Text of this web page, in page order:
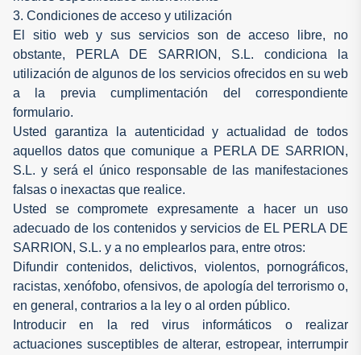
3. Condiciones de acceso y utilización
El sitio web y sus servicios son de acceso libre, no
obstante, PERLA DE SARRION, S.L. condiciona la
utilización de algunos de los servicios ofrecidos en su web
a la previa cumplimentación del correspondiente
formulario.
Usted garantiza la autenticidad y actualidad de todos
aquellos datos que comunique a PERLA DE SARRION,
S.L. y será el único responsable de las manifestaciones
falsas o inexactas que realice.
Usted se compromete expresamente a hacer un uso
adecuado de los contenidos y servicios de EL PERLA DE
SARRION, S.L. y a no emplearlos para, entre otros:
Difundir contenidos, delictivos, violentos, pornográficos,
racistas, xenófobo, ofensivos, de apología del terrorismo o,
en general, contrarios a la ley o al orden público.
Introducir en la red virus informáticos o realizar
actuaciones susceptibles de alterar, estropear, interrumpir